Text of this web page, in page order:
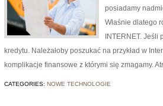
posiadamy
Właśnie dlatego
INTERNET.
kredytu. Należałoby poszukać na przykład w
komplikacje finansowe z którymi się zmagamy.
CATEGORIES: NOWE TECHNOLOGIE